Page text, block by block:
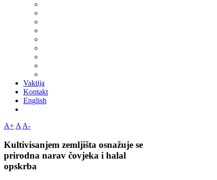
Vaktija
Kontakt
English
A+ A A-
Kultivisanjem zemljišta osnažuje se
prirodna narav čovjeka i halal
opskrba